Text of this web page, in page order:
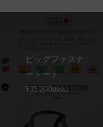
ビッグファスナ
ートート
¥35,200(税込)